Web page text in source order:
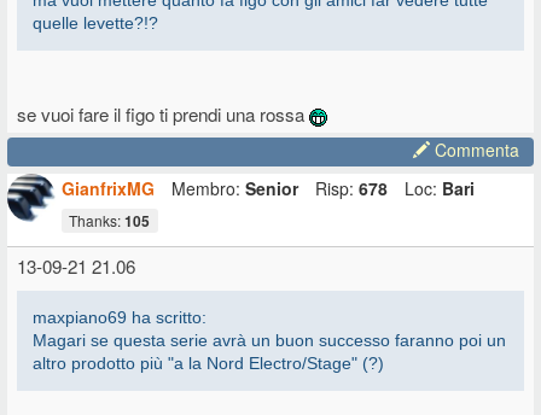
quelle levette?!?
se vuoi fare il figo ti prendi una rossa
Commenta
GianfrixMG
Membro: Senior Risp: 678 Loc: Bari
Thanks:105
13-09-21 21.06
maxpiano69 ha scritto:
Magari se questa serie avrà un buon successo faranno poi un
altro prodotto più "a la Nord Electro/Stage" (?)